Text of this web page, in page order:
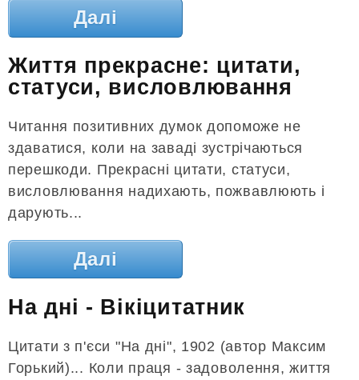
Далі
Життя прекрасне: цитати,
статуси, висловлювання
Читання позитивних думок допоможе не
здаватися, коли на заваді зустрічаються
перешкоди. Прекрасні цитати, статуси,
висловлювання надихають, пожвавлюють і
дарують...
Далі
На дні - Вікіцитатник
Цитати з п'єси "На дні", 1902 (автор Максим
Горький)... Коли праця - задоволення, життя